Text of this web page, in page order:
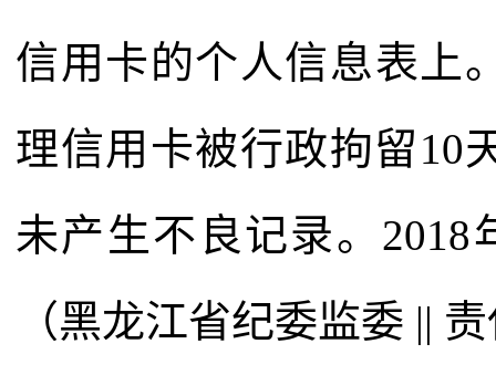
信用卡的个人信息表上
理信用卡被行政拘留10
未产生不良记录。
（黑龙江省纪委监委 ||